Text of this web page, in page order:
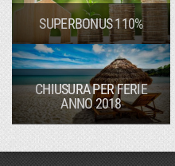
SUPERBONUS 110%
CHIUSURA PER FERIE
ANNO 2018